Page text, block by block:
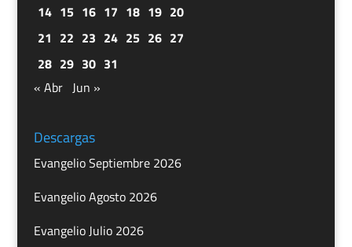
14 15 16 17 18 19 20
21 22 23 24 25 26 27
28 29 30 31
« Abr Jun »
Descargas
Evangelio Septiembre 2026
Evangelio Agosto 2026
Evangelio Julio 2026